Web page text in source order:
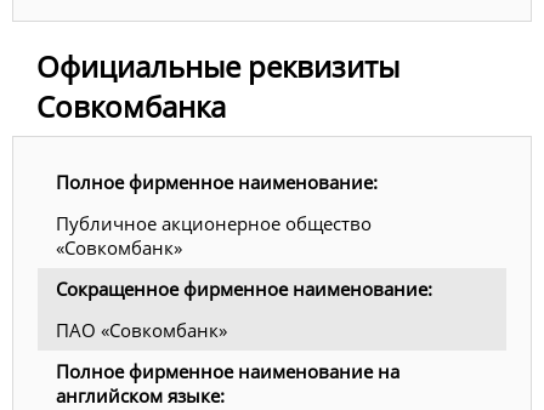
Официальные реквизиты
Совкомбанка
Полное фирменное наименование:
Публичное акционерное общество
«Совкомбанк»
Сокращенное фирменное наименование:
ПАО «Совкомбанк»
Полное фирменное наименование на
английском языке: